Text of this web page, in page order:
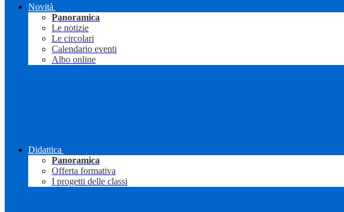
Novità
Panoramica
Le notizie
Le circolari
Calendario eventi
Albo online
Didattica
Panoramica
Offerta formativa
I progetti delle classi